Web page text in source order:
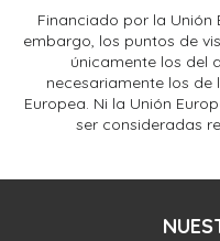
Financiado por la Unión
embargo, los puntos de
únicamente los del
necesariamente los de
Europea. Ni la Unión
ser consideradas